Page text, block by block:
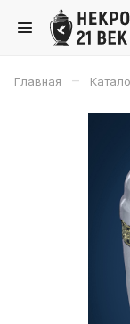
Главная –